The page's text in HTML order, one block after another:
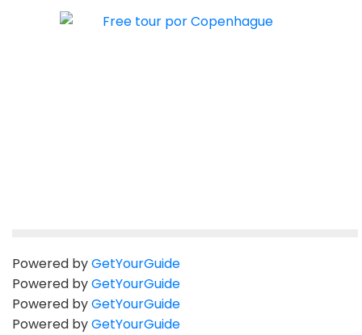
Powered byGetYourGuide
Powered byGetYourGuide
Powered byGetYourGuide
Powered byGetYourGuide